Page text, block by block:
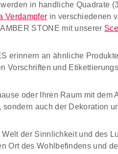
in handliche Quadrate
Verdampfer in verschiedenen
STONE mit unserer
erinnern an ähnliche
Vorschriften und
oder Ihren Raum mit
sondern auch der Dekoration
der Sinnlichkeit und des
Ort des Wohlbefindens und